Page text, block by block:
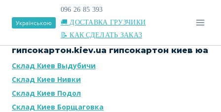
Українською
096 26 85 393
🚚 ДОСТАВКА ГРУЗЧИКИ
📝 КАК СДЕЛАТЬ ЗАКАЗ
гипсокартон.kiev.ua гипсокартон киев юа
Склад Киев Выдубичи
Склад Киев Нивки
Склад Киев Подол
Склад Киев Борщаговка